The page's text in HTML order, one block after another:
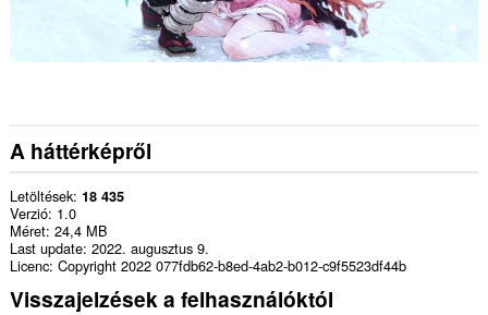
A háttérképről
Letöltések 18 435
Verzió 1.0
Méret 24,4 MB
Last update 2022. augusztus 9.
Licenc Copyright 2022 077fdb62-b8ed-4ab2-b012-c9f5523df44b
Visszajelzések a felhasználóktól